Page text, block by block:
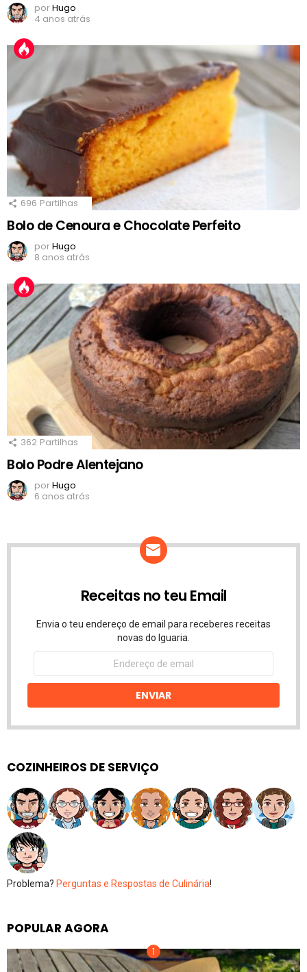
porHugo
4 anos atrás
696 Partilhas
Bolo de Cenoura e Chocolate Perfeito
porHugo
8 anos atrás
362 Partilhas
Bolo Podre Alentejano
porHugo
6 anos atrás
Receitas no teu Email
Envia o teu endereço de email para receberes receitas
novas do Iguaria.
Endereço
email
ENVIAR
COZINHEIROS DE SERVIÇO
Problema? Perguntas e Respostas de Culinária!
POPULAR AGORA